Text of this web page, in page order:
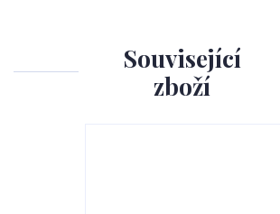
Související
zboží